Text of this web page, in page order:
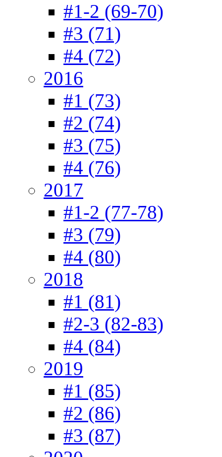
#1-2 (69-70)
#3 (71)
#4 (72)
2016
#1 (73)
#2 (74)
#3 (75)
#4 (76)
2017
#1-2 (77-78)
#3 (79)
#4 (80)
2018
#1 (81)
#2-3 (82-83)
#4 (84)
2019
#1 (85)
#2 (86)
#3 (87)